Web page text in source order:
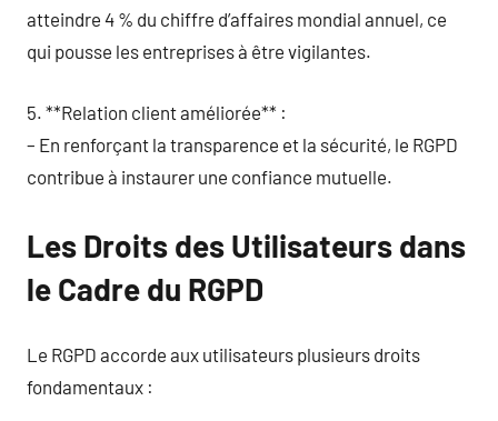
atteindre 4 % du chiffre d’affaires mondial annuel, ce
qui pousse les entreprises à être vigilantes.
5. **Relation client améliorée** :
– En renforçant la transparence et la sécurité, le RGPD
contribue à instaurer une confiance mutuelle.
Les Droits des Utilisateurs dans
le Cadre du RGPD
Le RGPD accorde aux utilisateurs plusieurs droits
fondamentaux :